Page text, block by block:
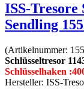
ISS-Tresore
Sendling
(Artikelnummer:
Schlüsseltresor
Schlüsselhaken
Hersteller: ISS-